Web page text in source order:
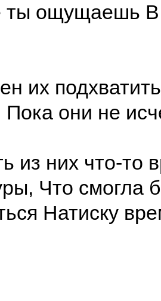
ты ощущаешь
их
Пока они не
из них что-то
Что смогла
Натиску